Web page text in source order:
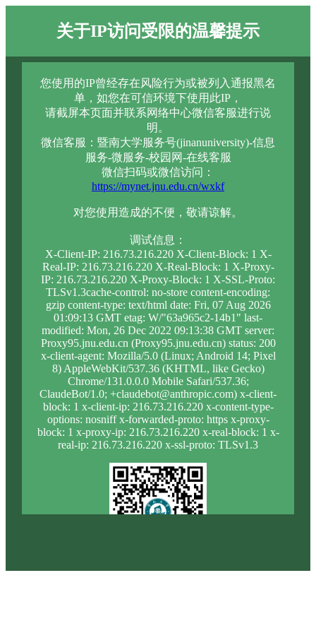
关于IP访问受限的温馨提示
您使用的IP曾经存在风险行为或被列入通报黑名
单，如您在可信环境下使用此IP，
请截屏本页面并联系网络中心微信客服进行说
明。
微信客服：暨南大学服务号(jinanuniversity)-信息
服务-微服务-校园网-在线客服
微信扫码或微信访问：
https://mynet.jnu.edu.cn/wxkf
对您使用造成的不便，敬请谅解。
调试信息：
X-Client-IP: 216.73.216.220 X-Client-Block: 1 X-
Real-IP: 216.73.216.220 X-Real-Block: 1 X-Proxy-
IP: 216.73.216.220 X-Proxy-Block: 1 X-SSL-Proto:
TLSv1.3cache-control: no-store content-encoding:
gzip content-type: text/html date: Fri, 07 Aug 2026
01:09:13 GMT etag: W/"63a965c2-14b1" last-
modified: Mon, 26 Dec 2022 09:13:38 GMT server:
Proxy95.jnu.edu.cn (Proxy95.jnu.edu.cn) status: 200
x-client-agent: Mozilla/5.0 (Linux; Android 14; Pixel
8) AppleWebKit/537.36 (KHTML, like Gecko)
Chrome/131.0.0.0 Mobile Safari/537.36;
ClaudeBot/1.0; +claudebot@anthropic.com) x-client-
block: 1 x-client-ip: 216.73.216.220 x-content-type-
options: nosniff x-forwarded-proto: https x-proxy-
block: 1 x-proxy-ip: 216.73.216.220 x-real-block: 1 x-
real-ip: 216.73.216.220 x-ssl-proto: TLSv1.3